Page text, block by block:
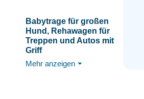
Babytrage für großen
Hund, Rehawagen für
Treppen und Autos mit
Griff
Mehr anzeigen ⏷